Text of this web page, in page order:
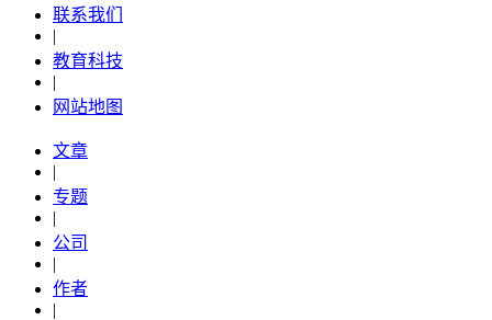
联系我们
|
教育科技
|
网站地图
文章
|
专题
|
公司
|
作者
|